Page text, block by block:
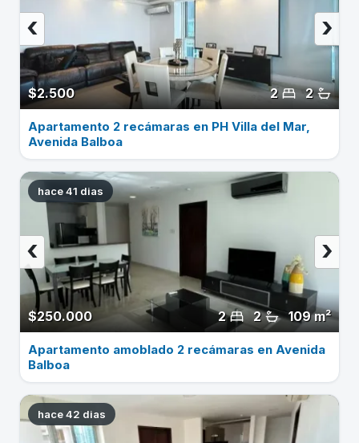
$2.500 2
2
›
‹
Apartamento 2 recámaras en PH Villa del Mar,
Avenida Balboa
hace 41 dias
$250.000 109 m²
2
2
›
‹
Apartamento amoblado 2 recámaras en Avenida
Balboa
hace 42 dias